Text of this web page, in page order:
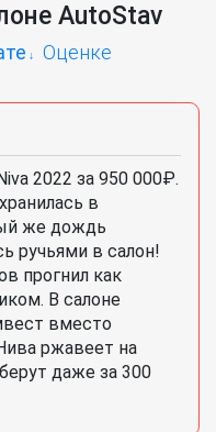
AutoStav
Оценке
2022 за 950 000₽.
в
же дождь
ручьями в салон!
прогнил как
В салоне
вместо
ржавеет на
даже за 300